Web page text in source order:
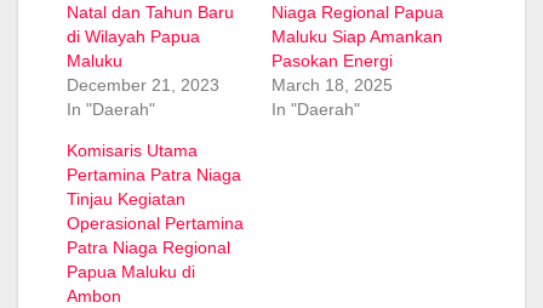
Natal dan Tahun Baru
di Wilayah Papua
Maluku
December 21, 2023
In "Daerah"
Niaga Regional Papua
Maluku Siap Amankan
Pasokan Energi
March 18, 2025
In "Daerah"
Komisaris Utama
Pertamina Patra Niaga
Tinjau Kegiatan
Operasional Pertamina
Patra Niaga Regional
Papua Maluku di
Ambon